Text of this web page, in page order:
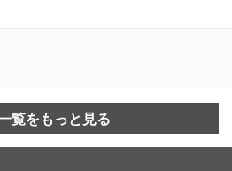
覧をもっと見る